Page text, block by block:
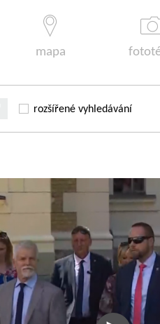
mapa
rozšířené vyhledávání